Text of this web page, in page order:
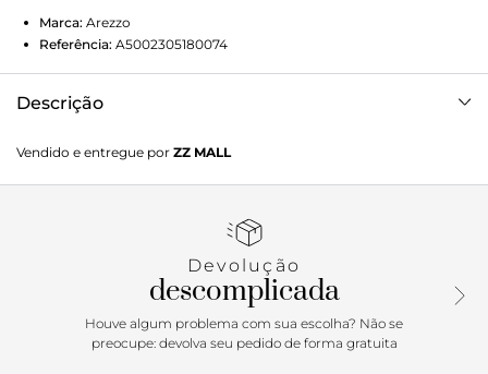
Marca: Arezzo
Referência: A5002305180074
Descrição
compacto, retangular e acabamento liso. Traz alça lateral
fina com regulagem e corrente frontal em acrílico da cor
fecho superior em zíper invertido e puxador.
Vendido e entregue por ZZ MALL
Devolução
descomplicada
Houve algum problema com sua escolha? Não se
preocupe: devolva seu pedido de forma gratuita